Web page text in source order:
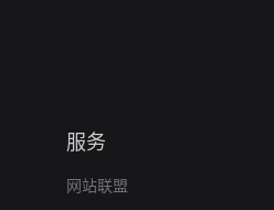
服务
网站联盟